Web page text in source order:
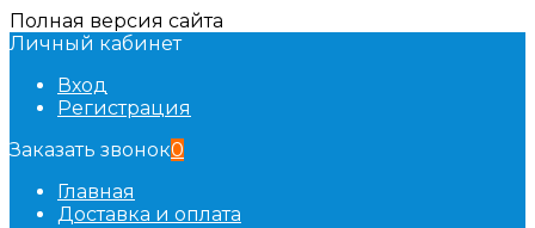
Полная версия сайта
Личный кабинет
Вход
Регистрация
Заказать звонок0
Главная
Доставка и оплата